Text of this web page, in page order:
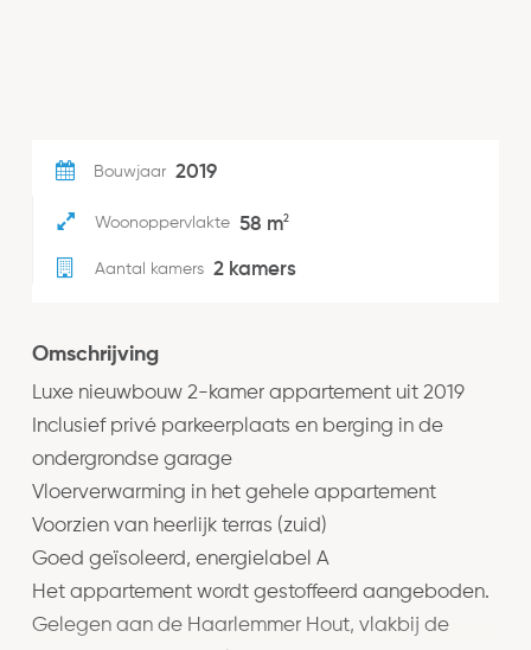
Bouwjaar 2019
Woonoppervlakte 58 m2
Aantal kamers 2 kamers
Omschrijving
Luxe nieuwbouw 2-kamer appartement uit 2019
Inclusief privé parkeerplaats en berging in de
ondergrondse garage
Vloerverwarming in het gehele appartement
Voorzien van heerlijk terras (zuid)
Goed geïsoleerd, energielabel A
Het appartement wordt gestoffeerd aangeboden.
Gelegen aan de Haarlemmer Hout, vlakbij de